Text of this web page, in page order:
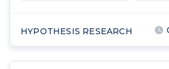
HYPOTHESIS RESEARCH